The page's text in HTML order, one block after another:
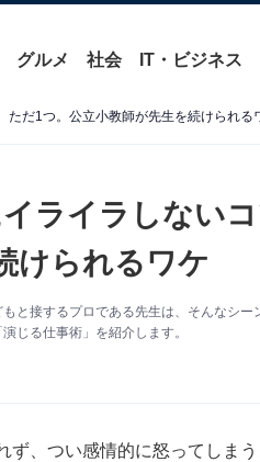
グルメ 社会 IT・ビジネス
ただ1つ。公立小教師が先生を続けられる
ライラしない
けられるワケ
と接するプロである先生は、そんなシー
じる仕事術」を紹介します。
ず、つい感情的に怒ってしまう